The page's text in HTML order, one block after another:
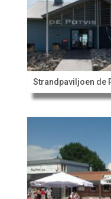
Strandpaviljoen de